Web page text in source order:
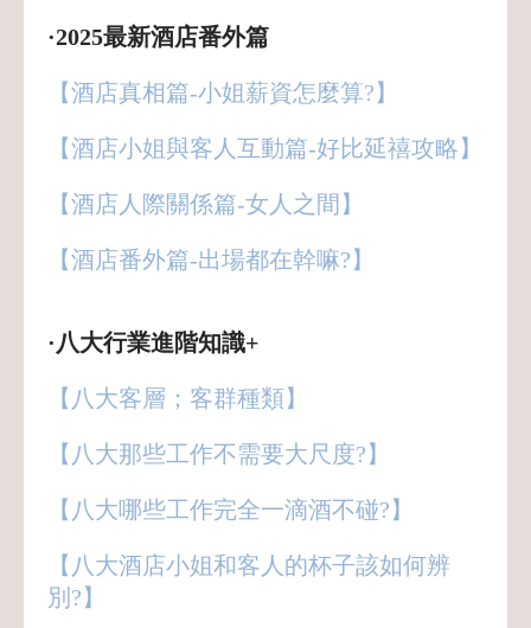
·2025最新酒店番外篇
【酒店真相篇-小姐薪資怎麼算?】
【酒店小姐與客人互動篇-好比延禧攻略】
【酒店人際關係篇-女人之間】
【酒店番外篇-出場都在幹嘛?】
·八大行業進階知識+
【八大客層；客群種類】
【八大那些工作不需要大尺度?】
【八大哪些工作完全一滴酒不碰?】
【八大酒店小姐和客人的杯子該如何辨
別?】